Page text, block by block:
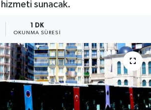
sunacak.
1 DK
OKUNMA SÜRESI